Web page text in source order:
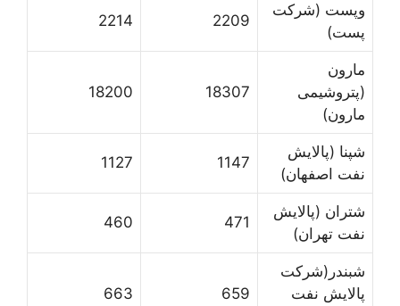
وپست (شرکت
پست)
2209
2214
مارون
(پتروشیمی
مارون)
18307
18200
شپنا (پالایش
نفت اصفهان)
1147
1127
شتران (پالایش
نفت تهران)
471
460
شبندر(شرکت
پالایش نفت
659
663